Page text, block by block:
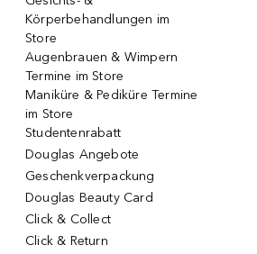
Körperbehandlungen im
Store
Augenbrauen & Wimpern
Termine im Store
Maniküre & Pediküre Termine
im Store
Studentenrabatt
Douglas Angebote
Geschenkverpackung
Douglas Beauty Card
Click & Collect
Click & Return